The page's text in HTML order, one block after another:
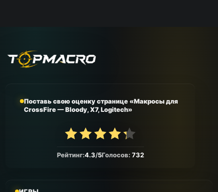
Поставь свою оценку странице «Макросы для
CrossFire — Bloody, X7, Logitech»
Рейтинг:4.3/5Голосов: 732